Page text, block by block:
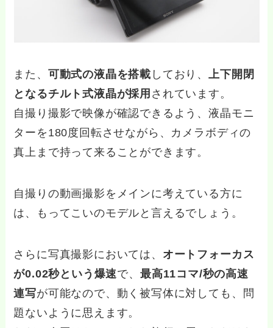
また、 可動式の液晶を搭載 しており、
上下開閉
となるチルト式液晶が採用 されています。
自撮り撮影で映像が確認できるよう、液晶モニ
ターを180度回転させながら、カメラボディの
真上まで持って来ることができます。
自撮りの動画撮影をメインに考えている方に
は、もってこいのモデルと言えるでしょう。
さらに写真撮影においては、 オートフォーカス
が0.02秒という爆速で、 最高11コマ/秒の高速
連写が可能なので、動く被写体に対しても、問
題ないように思えます。